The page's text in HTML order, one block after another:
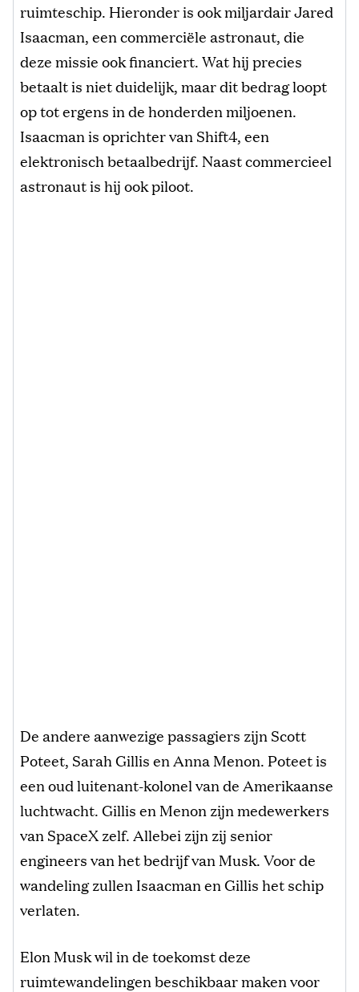
ruimteschip. Hieronder is ook miljardair Jared
Isaacman, een commerciële astronaut, die
deze missie ook financiert. Wat hij precies
betaalt is niet duidelijk, maar dit bedrag loopt
op tot ergens in de honderden miljoenen.
Isaacman is oprichter van Shift4, een
elektronisch betaalbedrijf. Naast commercieel
astronaut is hij ook piloot.
De andere aanwezige passagiers zijn Scott
Poteet, Sarah Gillis en Anna Menon. Poteet is
een oud luitenant-kolonel van de Amerikaanse
luchtwacht. Gillis en Menon zijn medewerkers
van SpaceX zelf. Allebei zijn zij senior
engineers van het bedrijf van Musk. Voor de
wandeling zullen Isaacman en Gillis het schip
verlaten.
Elon Musk wil in de toekomst deze
ruimtewandelingen beschikbaar maken voor